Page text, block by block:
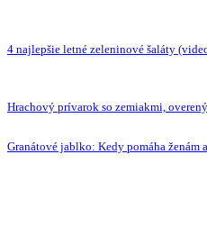
4 najlepšie letné zeleninové šaláty
Hrachový prívarok so zemiakmi,
Granátové jablko: Kedy pomáha